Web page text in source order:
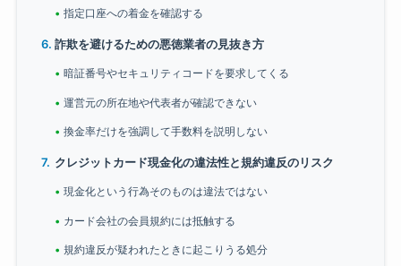
指定口座への着金を確認する
詐欺を避けるための悪徳業者の見抜き方
暗証番号やセキュリティコードを要求してくる
運営元の所在地や代表者が確認できない
換金率だけを強調して手数料を説明しない
クレジットカード現金化の違法性と規約違反のリスク
現金化という行為そのものは違法ではない
カード会社の会員規約には抵触する
規約違反が疑われたときに起こりうる処分